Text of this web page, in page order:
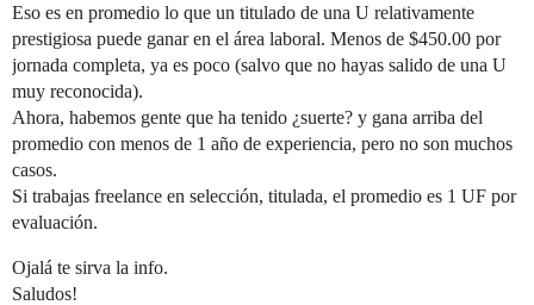
Eso es en promedio lo que un titulado de una U relativamente
prestigiosa puede ganar en el área laboral. Menos de $450.00 por
jornada completa, ya es poco (salvo que no hayas salido de una U
muy reconocida).
Ahora, habemos gente que ha tenido ¿suerte? y gana arriba del
promedio con menos de 1 año de experiencia, pero no son muchos
casos.
Si trabajas freelance en selección, titulada, el promedio es 1 UF por
evaluación.
Ojalá te sirva la info.
Saludos!